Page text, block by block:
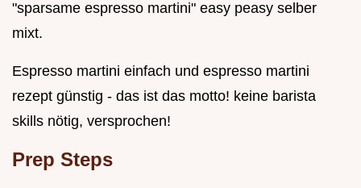
"sparsame espresso martini" easy peasy selber
mixt.
Espresso martini einfach und espresso martini
rezept günstig - das ist das motto! keine barista
skills nötig, versprochen!
Prep Steps